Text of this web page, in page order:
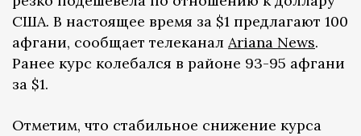
США. В настоящее время за $1 предлагают 100
афгани, сообщает телеканал Ariana News.
Ранее курс колебался в районе 93-95 афгани
за $1.
Отметим, что стабильное снижение курса